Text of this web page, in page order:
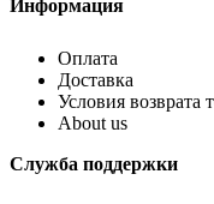
Информация
Оплата
Доставка
Условия возврата
About us
Служба поддержки